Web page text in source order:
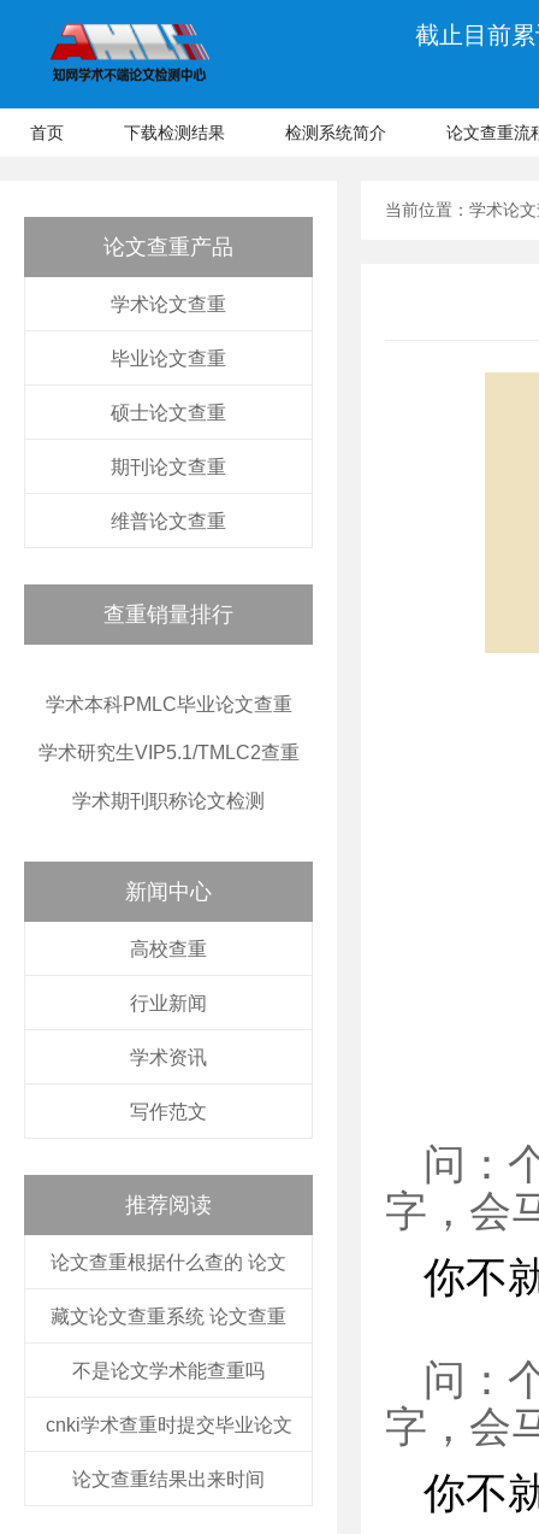
截止目前
首页 下载检测结果 检测系统简介 论文查重流
论文查重产品
学术论文查重
毕业论文查重
硕士论文查重
期刊论文查重
维普论文查重
查重销量排行
学术本科PMLC毕业论文查重
学术研究生VIP5.1/TMLC2查重
学术期刊职称论文检测
新闻中心
高校查重
行业新闻
学术资讯
写作范文
推荐阅读
论文查重根据什么查的 论文
藏文论文查重系统 论文查重
不是论文学术能查重吗
cnki学术查重时提交毕业论文
论文查重结果出来时间
当前位置： 学术论
问：
字，会
你不
问：
字，会
你不